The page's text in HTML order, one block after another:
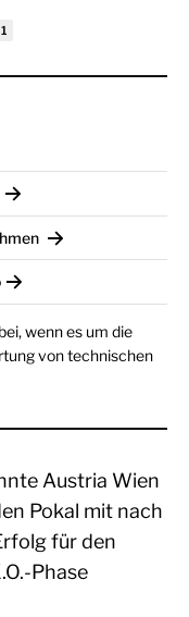
wenn es um die
von technischen
Austria Wien
Pokal mit nach
für den
Phase